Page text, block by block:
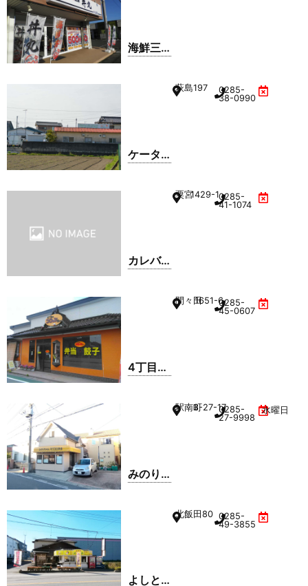
海鮮三
ケータ
萩島197
0285-
38-0990
カレバ
粟宮1429-10285-
41-1074
4丁目の
間々田1651-60285-
45-0607
みのり
駅南町3-27-170285-
27-9998
水曜日
よしと
北飯田80 0285-
49-3855